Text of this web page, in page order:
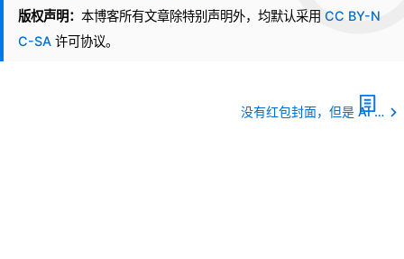
版权声明： 本博客所有文章除特别声明外，均默认采用 CC BY-N
C-SA 许可协议。
没有红包封面，但是 AI 春联……